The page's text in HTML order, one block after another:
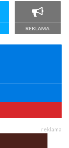
REKLAMA
reklama